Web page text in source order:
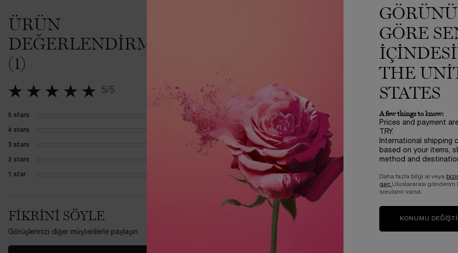
ÜRÜN
DEĞERLENDIRMELERI
(1)
5 out of 5 stars. 5/5
5 stars 1 review with 5 stars
4 stars 1 review with 4 stars
3 stars 1 review with 3 stars
2 stars
1 star
FIKRINI SÖYLE
Görüşlerinizi diğer müşterilerle paylaşın
Makyajımı gün boyu cildimde tutuyot
Bu değerlendirme faydalı mı?
EVET - HAYIR -41
GÖRE
THE
STATES
A few things to know:
Prices and payment
TRY.
International shipping
based on your items,
method and
Daha fazla bilgi al veya
geç Uluslararası gönderim
soruların varsa.
KONUMU